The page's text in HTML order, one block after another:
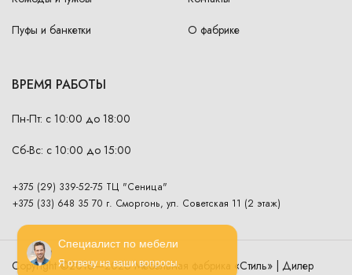
Специалист по мебели
Я отвечу на ваши вопросы.
Пуфы и банкетки
О фабрике
ВРЕМЯ РАБОТЫ
Пн-Пт: с 10:00 до 18:00
Сб-Вс: с 10:00 до 15:00
+375 (29) 339-52-75 ТЦ "Сеница"
+375 (33) 648 35 70 г. Сморгонь, ул. Советская 11 (2 этаж)
Copyright ©2016—2026 Мебельная фабрика «Стиль» | Дилер